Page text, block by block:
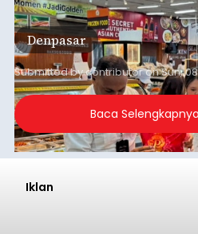
Beras Pemerintah (CBP) masih
aman, bahkan diproyeksikan
kebutuhan masyarakat hingga
Denpasar
Submitted bycontributoronSun,
Baca Selengkapnya
Iklan